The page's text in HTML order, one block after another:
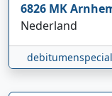
6826 MK
Nederland